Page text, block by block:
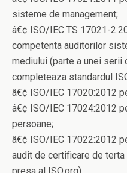
sisteme de management;
â€¢ ISO/IEC TS 17021-
competenta auditorilor
mediului (parte a unei
completeaza standardul
â€¢ ISO/IEC 17020:2012
â€¢ ISO/IEC 17024:2012
persoane;
â€¢ ISO/IEC 17022:2012
audit de certificare de terta